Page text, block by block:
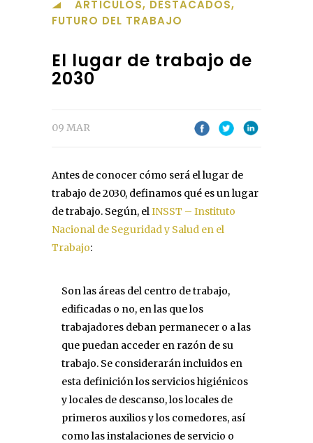
ARTÍCULOS, DESTACADOS,
FUTURO DEL TRABAJO
El lugar de trabajo de
2030
09 MAR
Antes de conocer cómo será el lugar de
trabajo de 2030, definamos qué es un lugar
de trabajo. Según, elINSST – Instituto
Nacional de Seguridad y Salud en el
Trabajo:
Son las áreas del centro de trabajo,
edificadas o no, en las que los
trabajadores deban permanecer o a las
que puedan acceder en razón de su
trabajo. Se considerarán incluidos en
esta definición los servicios higiénicos
y locales de descanso, los locales de
primeros auxilios y los comedores, así
como las instalaciones de servicio o